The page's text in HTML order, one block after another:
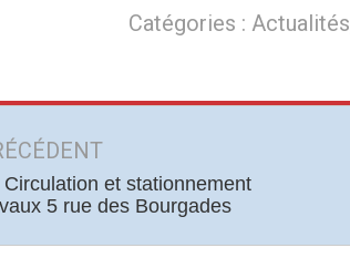
Catégories : Actualités
Circulation et stationnement
5 rue des Bourgades